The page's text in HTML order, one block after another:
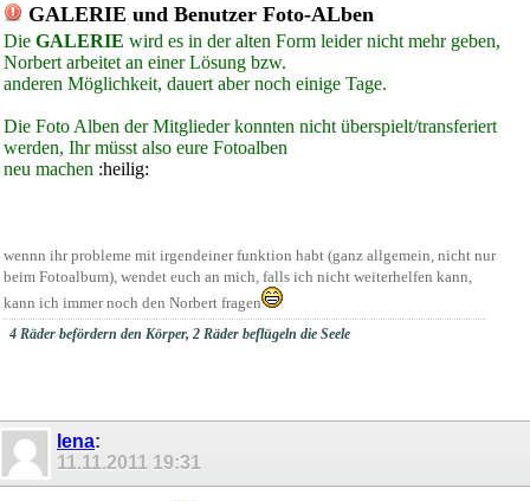
GALERIE und Benutzer Foto-ALben
Die GALERIE wird es in der alten Form leider nicht mehr geben,
Norbert arbeitet an einer Lösung bzw.
anderen Möglichkeit, dauert aber noch einige Tage.
Die Foto Alben der Mitglieder konnten nicht überspielt/transferiert
werden, Ihr müsst also eure Fotoalben
neu machen :heilig:
wennn ihr probleme mit irgendeiner funktion habt (ganz allgemein, nicht nur
beim Fotoalbum), wendet euch an mich, falls ich nicht weiterhelfen kann,
kann ich immer noch den Norbert fragen
4 Räder befördern den Körper, 2 Räder beflügeln die Seele
lena:
11.11.2011 19:31